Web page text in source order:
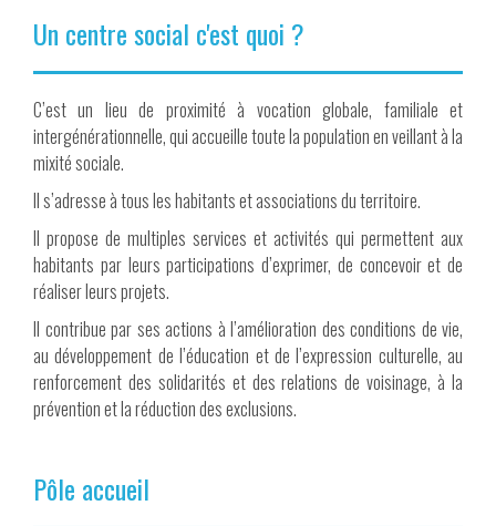
Un centre social c'est quoi ?
C’est un lieu de proximité à vocation globale, familiale et
intergénérationnelle, qui accueille toute la population en veillant à la
mixité sociale.
Il s’adresse à tous les habitants et associations du territoire.
Il propose de multiples services et activités qui permettent aux
habitants par leurs participations d’exprimer, de concevoir et de
réaliser leurs projets.
Il contribue par ses actions à l’amélioration des conditions de vie,
au développement de l’éducation et de l’expression culturelle, au
renforcement des solidarités et des relations de voisinage, à la
prévention et la réduction des exclusions.
Pôle accueil